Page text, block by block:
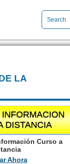
LA
DISTANCIA
Curso a
Ahora